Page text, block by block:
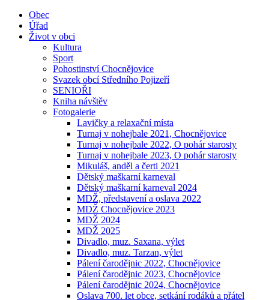
Obec
Úřad
Život v obci
Kultura
Sport
Pohostinství Chocnějovice
Svazek obcí Středního Pojizeří
SENIOŘI
Kniha návštěv
Fotogalerie
Lavičky a relaxační místa
Turnaj v nohejbale 2021, Chocnějovice
Turnaj v nohejbale 2022, O pohár starosty
Turnaj v nohejbale 2023, O pohár starosty
Mikuláš, anděl a čerti 2021
Dětský maškarní karneval
Dětský maškarní karneval 2024
MDŽ, představení a oslava 2022
MDŽ Chocnějovice 2023
MDŽ 2024
MDŽ 2025
Divadlo, muz. Saxana, výlet
Divadlo, muz. Tarzan, výlet
Pálení čarodějnic 2022, Chocnějovice
Pálení čarodějnic 2023, Chocnějovice
Pálení čarodějnic 2024, Chocnějovice
Oslava 700. let obce, setkání rodáků a přátel